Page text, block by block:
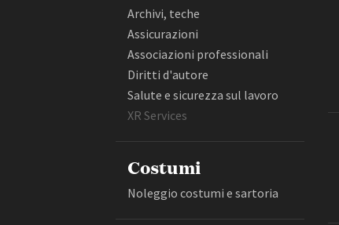
Colonne sonore (composizione,
realizzazione, licensing)
Copisteria grafica
Costruzioni e allestimenti
Diritti d'autore
Archivi, teche
Assicurazioni
Associazioni professionali
Diritti d'autore
Salute e sicurezza sul lavoro
XR Services
Costumi
Noleggio costumi e sartoria